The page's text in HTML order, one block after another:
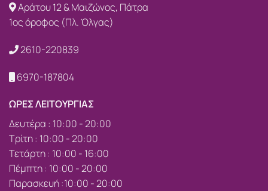
Αράτου 12 & Μαιζώνος, Πάτρα
1ος όροφος (Πλ. Όλγας)
2610-220839
6970-187804
ΩΡΕΣ ΛΕΙΤΟΥΡΓΙΑΣ
Δευτέρα : 10:00 - 20:00
Τρίτη : 10:00 - 20:00
Τετάρτη : 10:00 - 16:00
Πέμπτη : 10:00 - 20:00
Παρασκευή :10:00 - 20:00